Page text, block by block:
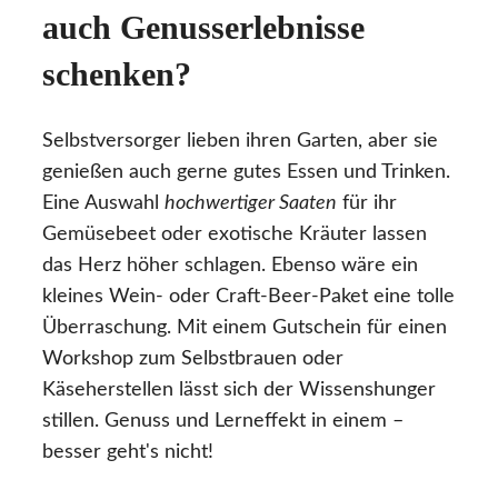
auch Genusserlebnisse
schenken?
Selbstversorger lieben ihren Garten, aber sie
genießen auch gerne gutes Essen und Trinken.
Eine Auswahl hochwertiger Saaten für ihr
Gemüsebeet oder exotische Kräuter lassen
das Herz höher schlagen. Ebenso wäre ein
kleines Wein- oder Craft-Beer-Paket eine tolle
Überraschung. Mit einem Gutschein für einen
Workshop zum Selbstbrauen oder
Käseherstellen lässt sich der Wissenshunger
stillen. Genuss und Lerneffekt in einem –
besser geht's nicht!